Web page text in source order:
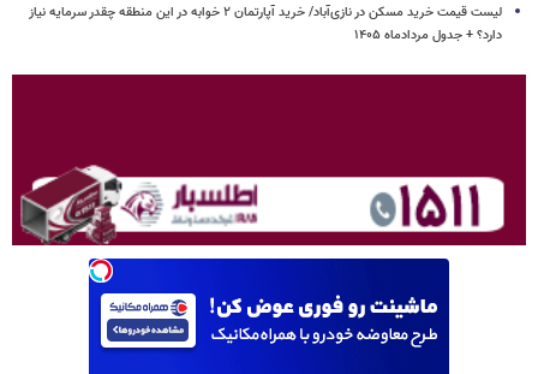
لیست قیمت خرید مسکن در نازی‌آباد/ خرید آپارتمان ۲ خوابه در این منطقه چقدر سرمایه نیاز
دارد؟ + جدول مردادماه ۱۴۰۵